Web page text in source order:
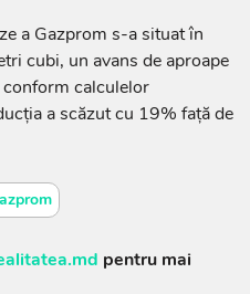
a Gazprom s-a situat în
cubi, un avans de aproape
calculelor
a scăzut cu 19% faţă de
pentru mai